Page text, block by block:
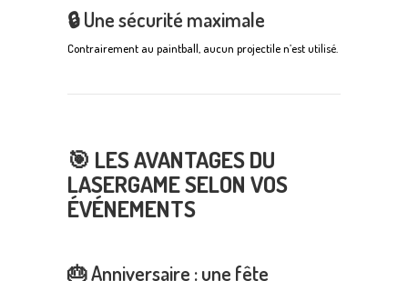
🔒 Une sécurité maximale
Contrairement au paintball, aucun projectile n’est utilisé.
🎯 LES AVANTAGES DU
LASERGAME SELON VOS
ÉVÉNEMENTS
🎂 Anniversaire : une fête